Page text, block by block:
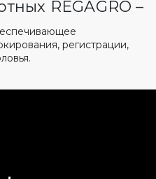
REGAGRO –
регистрации,